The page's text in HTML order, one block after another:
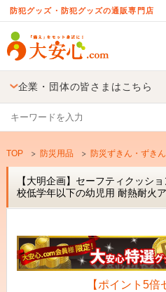
防犯グッズ・防犯グッズの通販専門店
企業・団体の皆さまはこちら
TOP 防災用品 防災ずきん・ずき
【大明企画】セーフティクッシ
校低学年以下の幼児用 耐熱耐火
【ポイント5倍